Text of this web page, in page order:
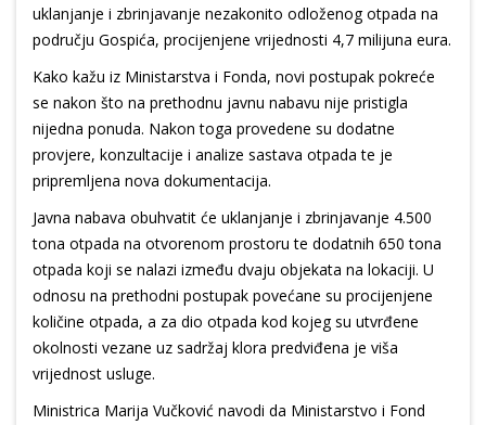
uklanjanje i zbrinjavanje nezakonito odloženog otpada na
području Gospića, procijenjene vrijednosti 4,7 milijuna eura.
Kako kažu iz Ministarstva i Fonda, novi postupak pokreće
se nakon što na prethodnu javnu nabavu nije pristigla
nijedna ponuda. Nakon toga provedene su dodatne
provjere, konzultacije i analize sastava otpada te je
pripremljena nova dokumentacija.
Javna nabava obuhvatit će uklanjanje i zbrinjavanje 4.500
tona otpada na otvorenom prostoru te dodatnih 650 tona
otpada koji se nalazi između dvaju objekata na lokaciji. U
odnosu na prethodni postupak povećane su procijenjene
količine otpada, a za dio otpada kod kojeg su utvrđene
okolnosti vezane uz sadržaj klora predviđena je viša
vrijednost usluge.
Ministrica Marija Vučković navodi da Ministarstvo i Fond